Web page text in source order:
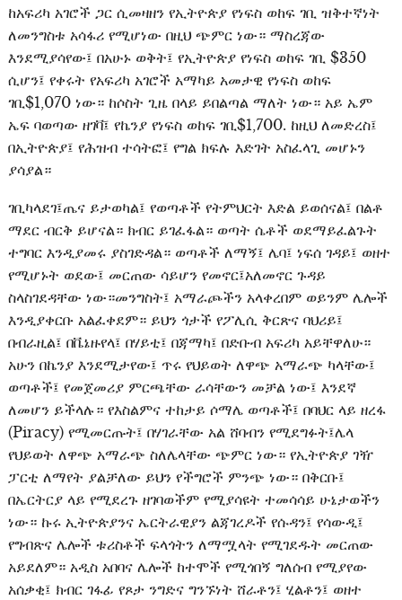
ከአፍሪካ አገሮች ጋር ሲመዛዘን የኢትዮጵያ የነፍስ ወከፍ ገቢ ዝቅተኛነት
ለመንግስቱ አሳፋሪ የሚሆነው በዚህ ጭምር ነው። ማስረጃው
እንደሚያሳየው፤ በአሁኑ ወቅት፤ የኢትዮጵያ የነፍስ ወከፍ ገቢ $350
ሲሆን፤ የቀሩት የአፍሪካ አገሮች አማካይ አመታዊ የነፍስ ወከፍ
ገቢ$1,070 ነው። ከሶስት ጊዜ በላይ ይበልጣል ማለት ነው። አይ ኤም
ኤፍ ባወጣው ዘገቫ፤ የኬንያ የነፍስ ወከፍ ገቢ$1,700. ከዚህ ለመድረስ፤
በኢትዮጵያ፤ የሕዝብ ተሳትፎ፤ የግል ክፍሉ እድገት አስፈላጊ መሆኑን
ያሳያል።
ገቢካላደገ፤ጤና ይታወካል፤ የወጣቶች የትምህርት እድል ይወሰናል፤ በልቶ
ማደር ብርቅ ይሆናል። ክብር ይገፈፋል። ወጣት ሴቶች ወደማይፈልጉት
ተግባር እንዲያመሩ ያስገድዳል። ወጣቶች ለማኝ፤ ሌባ፤ ነፍሰ ገዳይ፤ ወዘተ
የሚሆኑት ወደው፤ መርጠው ሳይሆን የመኖር፤አለመኖር ጉዳይ
ስላስገደዳቸው ነው።መንግስት፤ አማራጮችን አላቀረበም ወይንም ሌሎች
እንዲያቀርቡ አልፈቀደም። ይህን ጎታች የፖሊሲ ቅርጽና ባህሪይ፤
በብራዚል፤ በቬኔዙየላ፤ በሃይቲ፤ በጃማካ፤ በድቡብ አፍሪካ አይቸዋለሁ።
አሁን በኬንያ እንደሚታየው፤ ጥሩ የህይወት ለዋጭ አማራጭ ካላቸው፤
ወጣቶች፤ የመጀመሪያ ምርጫቸው ራሳቸውን መቻል ነው፤ እንደኛ
ለመሆን ይችላሉ። የእስልምና ተከታይ ሶማሌ ወጣቶች፤ በባህር ላይ ዘረፋ
(Piracy) የሚመርጡት፤ በሃገራቸው አል ሸባብን የሚደግፉት፤ሌላ
የህይወት ለዋጭ አማራጭ ስለሌላቸው ጭምር ነው። የኢትዮጵያ ገዥ
ፓርቲ ለማየት ያልቻለው ይህን የችግሮች ምንጭ ነው። በቅርቡ፤
በኤርትርያ ላይ የሚደረጉ ዘገባወችም የሚያሳዩት ተመሳሳይ ሁኔታወችን
ነው። ኩሩ ኢትዮጵያንና ኤርትራዊያን ልጃገረዶች የሱዳን፤ የሳውዲ፤
የግብጽና ሌሎች ቱሪስቶች ፍላጎትን ለማሟላት የሚገደዱት መርጠው
አይደለም። አዲስ አበባና ሌሎች ከተሞች የሚጎበኝ ግለሰብ የሚያየው
አሰቃቂ፤ ክብር ገፋፊ የጾታ ንግድና ግንኙነት ሸራቶን፤ ሂልቶን፤ ወዘተ